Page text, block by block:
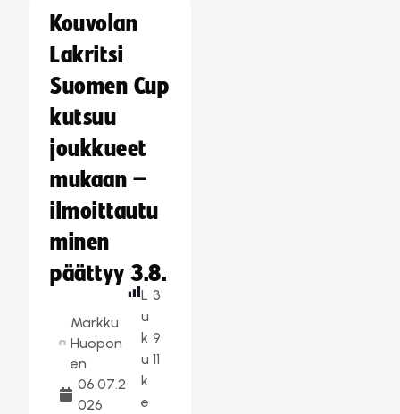
Kouvolan
Lakritsi
Suomen Cup
kutsuu
joukkueet
mukaan –
ilmoittautu
minen
päättyy 3.8.
Markku
Huopon
en
06.07.2
026
L
u
k
u
k
e
3
9
11